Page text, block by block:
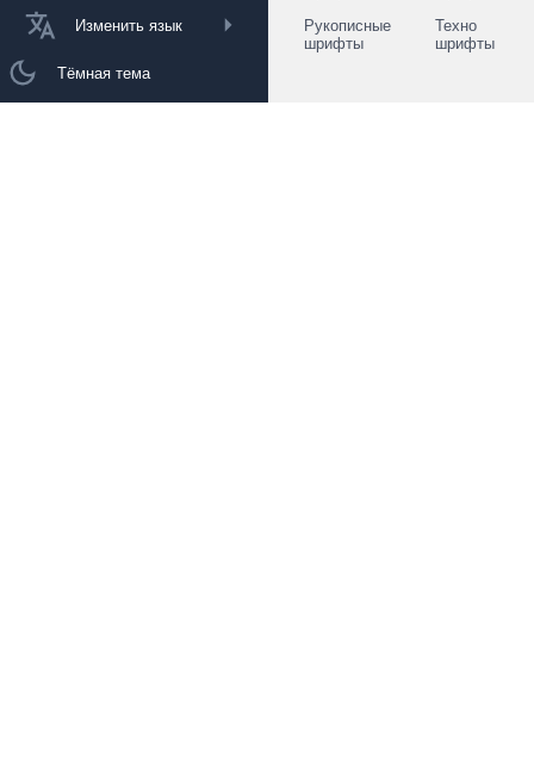
Изменить язык
Тёмная тема
Рукописные
шрифты
Техно
шрифты